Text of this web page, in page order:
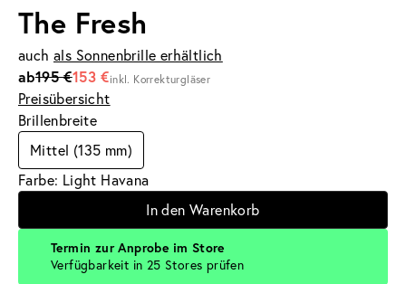
The Fresh
auch als Sonnenbrille erhältlich
ab195 €153 €inkl. Korrekturgläser
Preisübersicht
Brillenbreite
Mittel (135 mm)
Farbe: Light Havana
In den Warenkorb
Termin zur Anprobe im Store
Verfügbarkeit in 25 Stores prüfen